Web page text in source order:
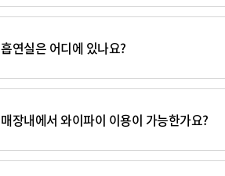
흡연실은 어디에 있나요?
매장내에서 와이파이 이용이 가능한가요?